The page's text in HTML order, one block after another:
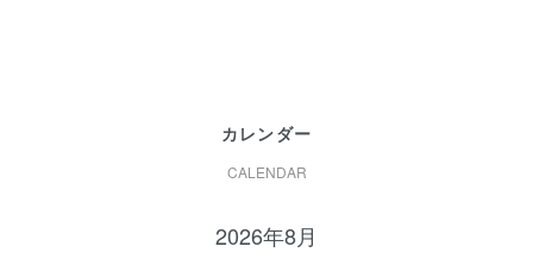
カレンダー
CALENDAR
2026年8月